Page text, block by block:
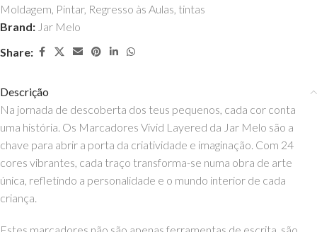
Moldagem, Pintar, Regresso às Aulas, tintas
Brand: Jar Melo
Share:
Descrição
Na jornada de descoberta dos teus pequenos, cada cor conta
uma história. Os Marcadores Vivid Layered da Jar Melo são a
chave para abrir a porta da criatividade e imaginação. Com 24
cores vibrantes, cada traço transforma-se numa obra de arte
única, refletindo a personalidade e o mundo interior de cada
criança.